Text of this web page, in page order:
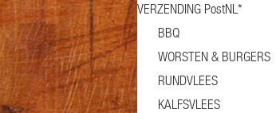
VERZENDING PostNL*
BBQ
WORSTEN & BURGERS
RUNDVLEES
KALFSVLEES